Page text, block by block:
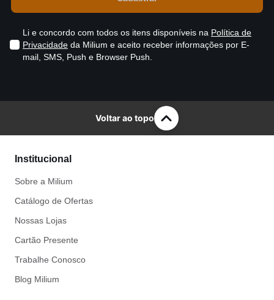
Li e concordo com todos os itens disponíveis na Política de
Privacidade da Milium e aceito receber informações por E-
mail, SMS, Push e Browser Push.
Voltar ao topo
Institucional
Sobre a Milium
Catálogo de Ofertas
Nossas Lojas
Cartão Presente
Trabalhe Conosco
Blog Milium